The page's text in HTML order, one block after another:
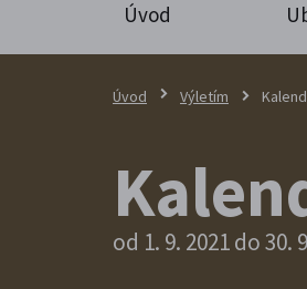
Úvod
Úvod Výletím
od 1. 9. 2021 do 30.